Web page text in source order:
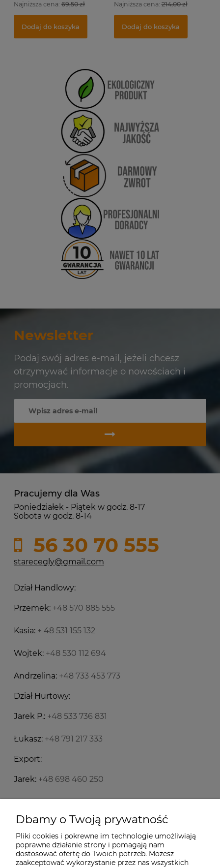
Najniższa cena: 69,50 zł
Dodaj do koszyka
Najniższa cena:214,00 zł
Dodaj do koszyka
Newsletter
Podaj swój adres e-mail, jeżeli chcesz
otrzymywać informacje o nowościach i
promocjach.
Pracujemy dla Was
Poniedziałek - Piątek w godz. 8-17
Sobota w godz. 8-14
56 30 70 555
starecegly@gmail.com
Dział Handlowy:
Przemek: +48 570 885 555
Kasia: + 48 531 155 132
Wojtek: +48 530 112 694
Andrzelina: +48 733 453 773
Dział Hurtowy:
Jarek P.: +48 533 736 831
Łukasz: +48 791 217 333
Export:
Jarek: +48 698 460 250
Starecegly.com
Płatności i dostawa
Dbamy o Twoją prywatność
Pliki cookies i pokrewne im technologie umożliwiają
poprawne działanie strony i pomagają nam
dostosować ofertę do Twoich potrzeb. Możesz
zaakceptować wykorzystanie przez nas wszystkich